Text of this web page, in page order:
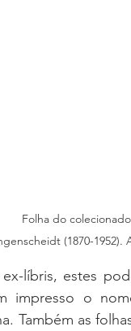
Folha do
(1870-1952).
líbris, estes
impresso o
Também as